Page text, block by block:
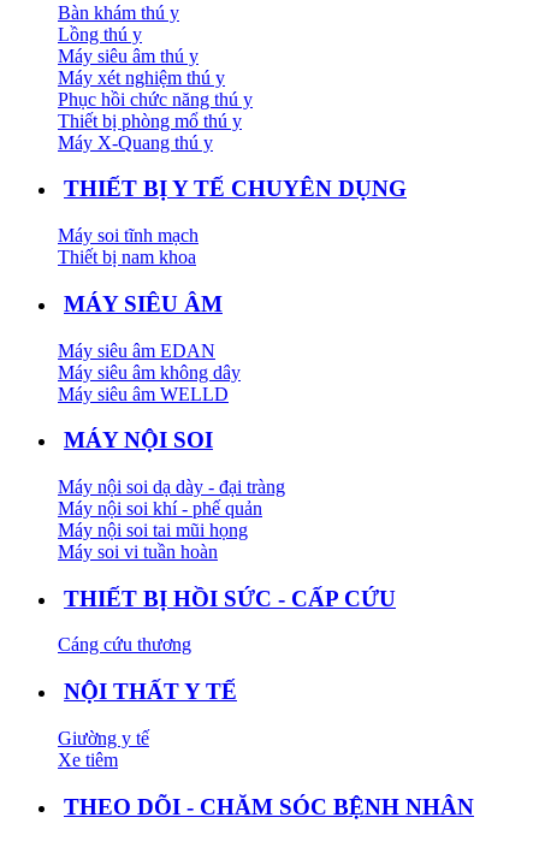
Bàn khám thú y
Lồng thú y
Máy siêu âm thú y
Máy xét nghiệm thú y
Phục hồi chức năng thú y
Thiết bị phòng mổ thú y
Máy X-Quang thú y
THIẾT BỊ Y TẾ CHUYÊN DỤNG
Máy soi tĩnh mạch
Thiết bị nam khoa
MÁY SIÊU ÂM
Máy siêu âm EDAN
Máy siêu âm không dây
Máy siêu âm WELLD
MÁY NỘI SOI
Máy nội soi dạ dày - đại tràng
Máy nội soi khí - phế quản
Máy nội soi tai mũi họng
Máy soi vi tuần hoàn
THIẾT BỊ HỒI SỨC - CẤP CỨU
Cáng cứu thương
NỘI THẤT Y TẾ
Giường y tế
Xe tiêm
THEO DÕI - CHĂM SÓC BỆNH NHÂN